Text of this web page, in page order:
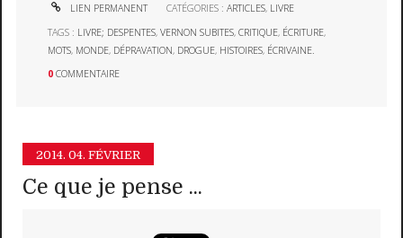
LIEN PERMANENT CATÉGORIES :ARTICLES, LIVRE
TAGS : LIVRE; DESPENTES,VERNON SUBITES,CRITIQUE, ÉCRITURE,
MOTS, MONDE, DÉPRAVATION, DROGUE, HISTOIRES, ÉCRIVAINE.
0 COMMENTAIRE
2014. 04. FÉVRIER
Ce que je pense ...